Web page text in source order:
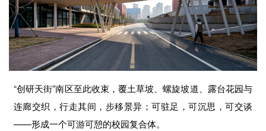
“创研天街”南区至此收束，覆土草坡、螺旋坡道、露台花园与
连廊交织，行走其间，步移景异；可驻足，可沉思，可交谈
——形成一个可游可憩的校园复合体。